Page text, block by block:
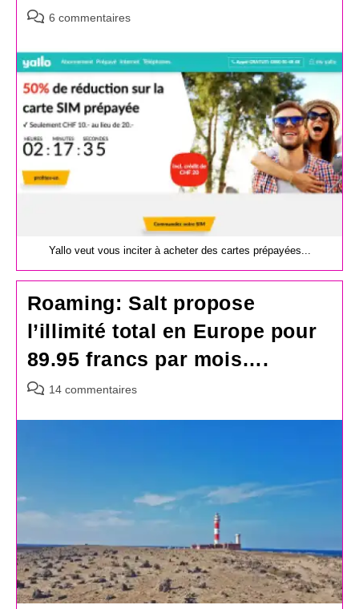
Commentaires
la
publication :
6 commentaires
Yallo veut vous inciter à acheter des cartes prépayées...
Roaming: Salt propose
l’illimité total en Europe pour
89.95 francs par mois….
Commentaires
la
14 commentaires